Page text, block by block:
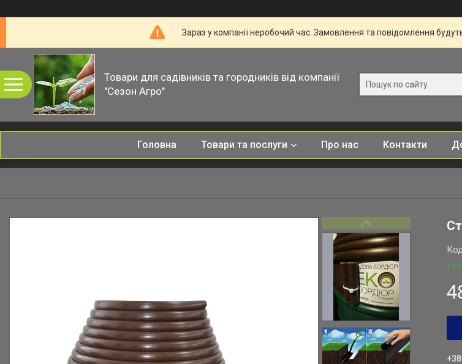
Зараз у компанії неробочий час. Замовлення та повідомлення
Товари для садівників та городників від компанії
"Сезон Агро"
Головна Товари та послуги Про нас Контакти